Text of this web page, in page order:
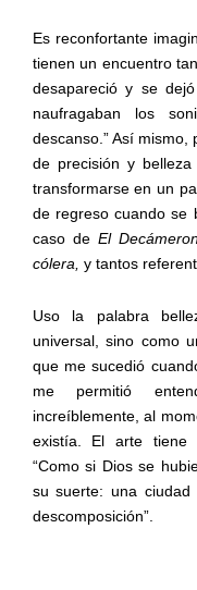
Es reconfortante
tienen un encuentro
desapareció y se
naufragaban los
descanso.” Así
de precisión y
transformarse en un
de regreso cuando se
caso de El
cólera, y tantos
Uso la palabra
universal, sino como
que me sucedió
me permitió
increíblemente, al
existía. El arte tiene
“Como si Dios se
su suerte: una
descomposición”.